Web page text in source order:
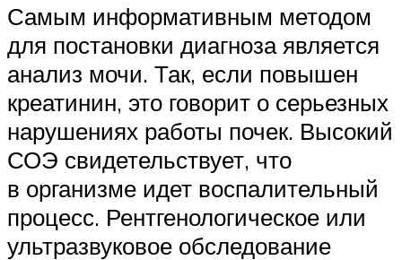
Самым информативным методом
для постановки диагноза является
анализ мочи. Так, если повышен
креатинин, это говорит о серьезных
нарушениях работы почек. Высокий
СОЭ свидетельствует, что
в организме идет воспалительный
процесс. Рентгенологическое или
ультразвуковое обследование